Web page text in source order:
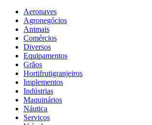
Aeronaves
Agronegócios
Animais
Comércios
Diversos
Equipamentos
Grãos
Hortifrutigranjeiros
Implementos
Indústrias
Maquinários
Náutica
Serviços